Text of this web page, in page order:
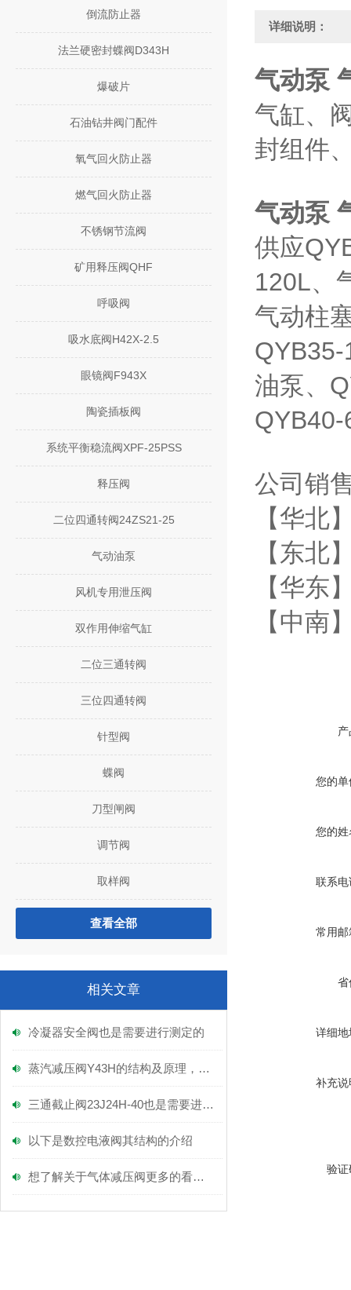
倒流防止器
法兰硬密封蝶阀D343H
爆破片
石油钻井阀门配件
氧气回火防止器
燃气回火防止器
不锈钢节流阀
矿用释压阀QHF
呼吸阀
吸水底阀H42X-2.5
眼镜阀F943X
陶瓷插板阀
系统平衡稳流阀XPF-25PSS
释压阀
二位四通转阀24ZS21-25
气动油泵
风机专用泄压阀
双作用伸缩气缸
二位三通转阀
三位四通转阀
针型阀
蝶阀
刀型闸阀
调节阀
取样阀
查看全部
相关文章
冷凝器安全阀也是需要进行测定的
蒸汽减压阀Y43H的结构及原理，富功来谈！
三通截止阀23J24H-40也是需要进行定期保养的
以下是数控电液阀其结构的介绍
想了解关于气体减压阀更多的看这里
详细说明：
气动泵
气缸、
封组件
气动泵
供应
120L、
气动柱
油泵、
公司销
【华北
【东北
【华东
【中南
您的单
您的姓
联系电
常用邮
省
详细地
补充说
验证